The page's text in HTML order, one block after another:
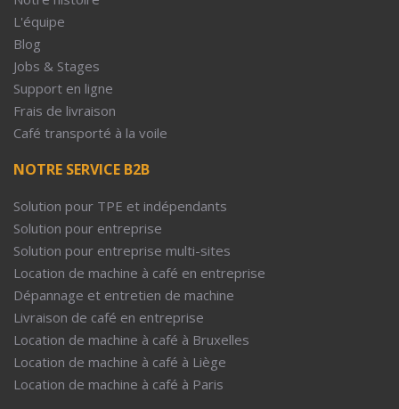
L'équipe
Blog
Jobs & Stages
Support en ligne
Frais de livraison
Café transporté à la voile
NOTRE SERVICE B2B
Solution pour TPE et indépendants
Solution pour entreprise
Solution pour entreprise multi-sites
Location de machine à café en entreprise
Dépannage et entretien de machine
Livraison de café en entreprise
Location de machine à café à Bruxelles
Location de machine à café à Liège
Location de machine à café à Paris